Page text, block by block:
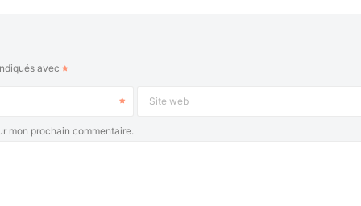
avec
Site web
mon prochain commentaire.